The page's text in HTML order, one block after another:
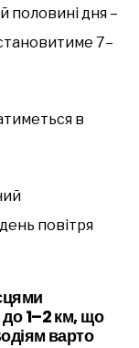
половині дня –
7–
в
повітря
1–2 км, що
варто